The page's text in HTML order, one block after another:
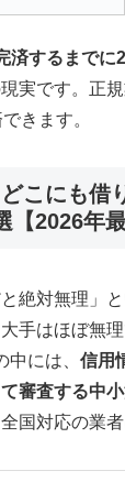
済するまでに
実です。正
きます。
こにも借
2026年最
絶対無理」
手はほぼ無
には、 信用
審査する中
国対応の業者